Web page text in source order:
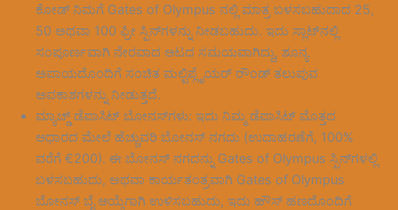
ಕೋಡ್ ನಿಮಗೆ Gates of Olympus ನಲ್ಲಿ ಮಾತ್ರ ಬಳಸಬಹುದಾದ 25,
50 ಅಥವಾ 100 ಫ್ರೀ ಸ್ಪಿನ್‌ಗಳನ್ನು ನೀಡಬಹುದು. ಇದು ಸ್ಲಾಟ್‌ನಲ್ಲಿ
ಸಂಪೂರ್ಣವಾಗಿ ನೇರವಾದ ಆಟದ ಸಮಯವಾಗಿದ್ದು, ಶೂನ್ಯ
ಅಪಾಯದೊಂದಿಗೆ ಸಂಚಿತ ಮಲ್ಟಿಪ್ಲೈಯರ್ ರೌಂಡ್ ತಲುಪುವ
ಅವಕಾಶಗಳನ್ನು ನೀಡುತ್ತದೆ.
ಮ್ಯಾಚ್ಡ್ ಡೆಪಾಸಿಟ್ ಬೋನಸ್‌ಗಳು: ಇದು ನಿಮ್ಮ ಡೆಪಾಸಿಟ್ ಮೊತ್ತದ
ಆಧಾರದ ಮೇಲೆ ಹೆಚ್ಚುವರಿ ಬೋನಸ್ ನಗದು (ಉದಾಹರಣೆಗೆ, 100%
ವರೆಗೆ €200). ಈ ಬೋನಸ್ ನಗದನ್ನು Gates of Olympus ಸ್ಪಿನ್‌ಗಳಲ್ಲಿ
ಬಳಸಬಹುದು, ಅಥವಾ ಕಾರ್ಯತಂತ್ರವಾಗಿ Gates of Olympus
ಬೋನಸ್ ಬೈ ಆಯ್ಕೆಗಾಗಿ ಉಳಿಸಬಹುದು, ಇದು ಹೌಸ್ ಹಣದೊಂದಿಗೆ